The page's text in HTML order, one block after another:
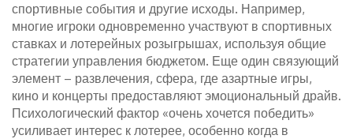
спортивные события и другие исходы. Например,
многие игроки одновременно участвуют в спортивных
ставках и лотерейных розыгрышах, используя общие
стратегии управления бюджетом. Еще один связующий
элемент – развлечения, сфера, где азартные игры,
кино и концерты предоставляют эмоциональный драйв.
Психологический фактор «очень хочется победить»
усиливает интерес к лотерее, особенно когда в